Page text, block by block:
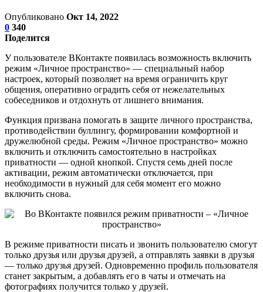
Опубликовано Окт 14, 2022
0 340
Поделится
У пользователе ВКонтакте появилась возможность включить
режим «Личное пространство» — специальный набор
настроек, который позволяет на время ограничить круг
общения, оперативно оградить себя от нежелательных
собеседников и отдохнуть от лишнего внимания.
Функция призвана помогать в защите личного пространства,
противодействии буллингу, формировании комфортной и
дружелюбной среды. Режим «Личное пространство» можно
включить и отключить самостоятельно в настройках
приватности — одной кнопкой. Спустя семь дней после
активации, режим автоматически отключается, при
необходимости в нужный для себя момент его можно
включить снова.
В режиме приватности писать и звонить пользователю смогут
только друзья или друзья друзей, а отправлять заявки в друзья
— только друзья друзей. Одновременно профиль пользователя
станет закрытым, а добавлять его в чаты и отмечать на
фотографиях получится только у друзей.